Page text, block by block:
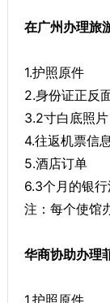
在广州办理旅
1.护照原件
2.身份证正反
3.2寸白底照片
4.往返机票信息
5.酒店订单
6.3个月的银行
注：每个使馆
华商协助办理
1.护照原件